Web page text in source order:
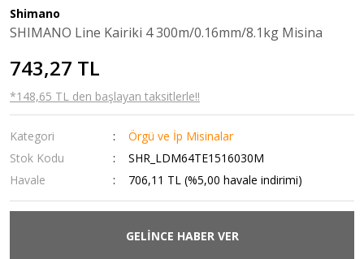
Shimano
SHIMANO Line Kairiki 4 300m/0.16mm/8.1kg Misina
743,27 TL
*148,65 TL den başlayan taksitlerle!!
Kategori
Örgü ve İp Misinalar
Stok Kodu
SHR_LDM64TE1516030M
Havale
706,11 TL (%5,00 havale indirimi)
GELİNCE HABER VER